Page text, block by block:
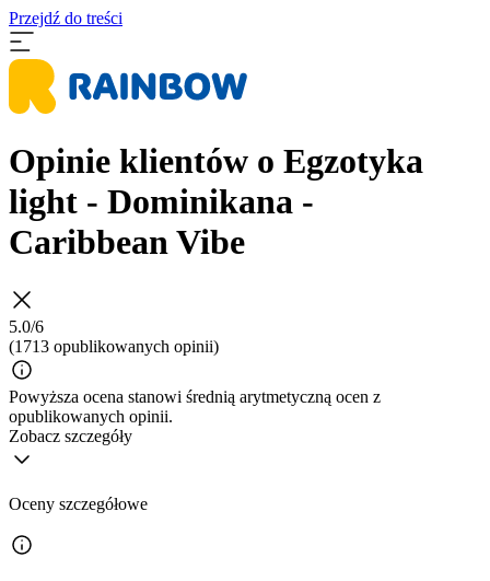
Przejdź do treści
Opinie klientów o Egzotyka
light - Dominikana -
Caribbean Vibe
5.0/6
(1713 opublikowanych opinii)
Powyższa ocena stanowi średnią arytmetyczną ocen z
opublikowanych opinii.
Zobacz szczegóły
Oceny szczegółowe